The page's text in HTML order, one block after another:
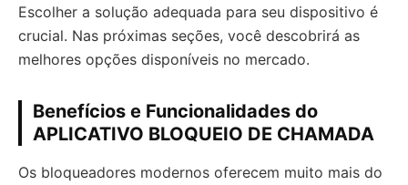
Escolher a solução adequada para seu dispositivo é
crucial. Nas próximas seções, você descobrirá as
melhores opções disponíveis no mercado.
Benefícios e Funcionalidades do
APLICATIVO BLOQUEIO DE CHAMADA
Os bloqueadores modernos oferecem muito mais do